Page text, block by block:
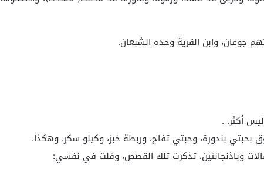
جوعان، وابن القرية وحده الشبعان.
أكثر. .
بندورة، وحبتي تفاح، وربطة خبز، وكيلو سكر. وهكذا.
وباذنجانتين، تذكرت تلك القصص، وقلت في نفسي: